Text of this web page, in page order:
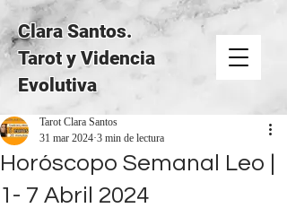
Clara Santos.
Tarot y Videncia
Evolutiva
Horóscopo Semanal Leo |
1- 7 Abril 2024
Tarot Clara Santos
31 mar 20243 min de lectura